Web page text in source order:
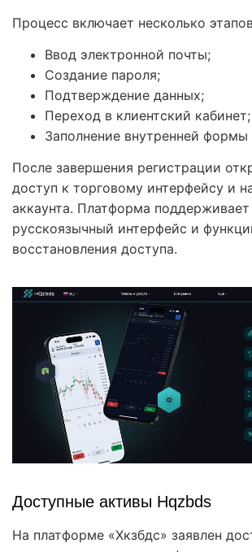
Процесс включает несколько
Ввод электронной почты;
Создание пароля;
Подтверждение данных;
Переход в клиентский кабинет;
Заполнение внутренней формы
После завершения регистрации
доступ к торговому интерфейсу и
аккаунта. Платформа поддерживает
русскоязычный интерфейс и
восстановления доступа.
Доступные активы Hqzbds
На платформе «Хкзбдс» заявлен